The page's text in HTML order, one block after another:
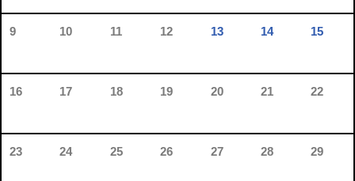
9 10 11 12 13 14 15
16 17 18 19 20 21 22
23 24 25 26 27 28 29